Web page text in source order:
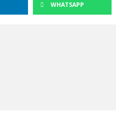
WHATSAPP